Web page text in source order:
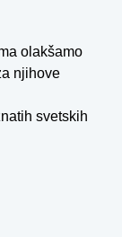
olakšamo
njihove
svetskih